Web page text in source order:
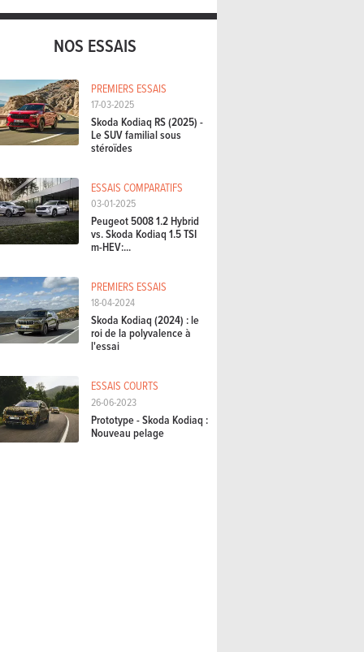
NOS ESSAIS
PREMIERS ESSAIS
17-03-2025
Skoda Kodiaq RS (2025) -
Le SUV familial sous
stéroïdes
ESSAIS COMPARATIFS
03-01-2025
Peugeot 5008 1.2 Hybrid
vs. Skoda Kodiaq 1.5 TSI
m-HEV:...
PREMIERS ESSAIS
18-04-2024
Skoda Kodiaq (2024) : le
roi de la polyvalence à
l'essai
ESSAIS COURTS
26-06-2023
Prototype - Skoda Kodiaq :
Nouveau pelage